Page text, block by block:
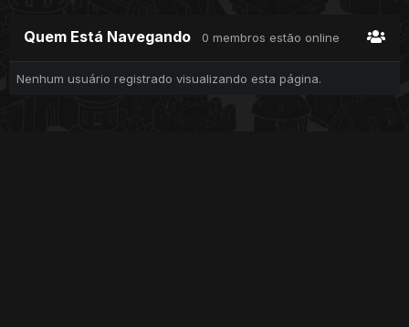
Quem Está Navegando 0 membros estão online
Nenhum usuário registrado visualizando esta página.